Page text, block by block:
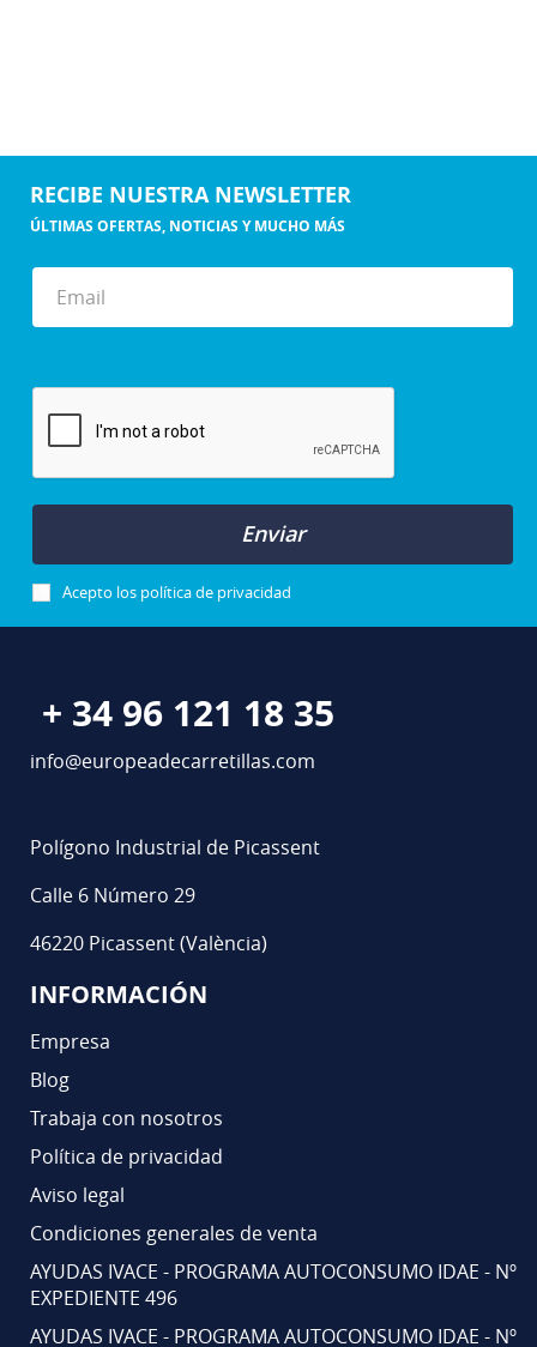
RECIBE NUESTRA NEWSLETTER
ÚLTIMAS OFERTAS, NOTICIAS Y MUCHO MÁS
Enviar
Acepto los política de privacidad
+ 34 96 121 18 35
info@europeadecarretillas.com
Polígono Industrial de Picassent
Calle 6 Número 29
46220 Picassent (València)
INFORMACIÓN
Empresa
Blog
Trabaja con nosotros
Política de privacidad
Aviso legal
Condiciones generales de venta
AYUDAS IVACE - PROGRAMA AUTOCONSUMO IDAE - Nº
EXPEDIENTE 496
AYUDAS IVACE - PROGRAMA AUTOCONSUMO IDAE - Nº